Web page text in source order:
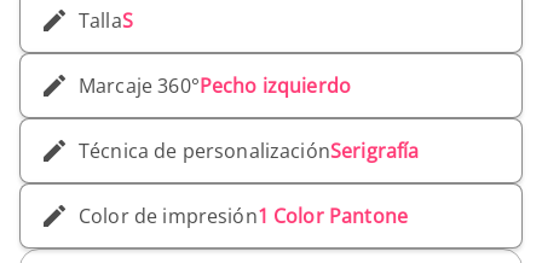
TallaS
Marcaje 360°Pecho izquierdo
Técnica de personalizaciónSerigrafía
Color de impresión1 Color Pantone